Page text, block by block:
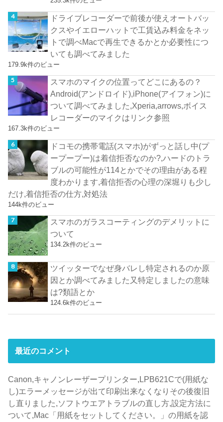
ドライブレコーダーで前後が使えオートバッ
クスやイエローハットで工賃込み料金をネッ
トで調べMacで再生できるかとか必要性につ
いても調べてみました
179.9k件のビュー
スマホのマイクの位置ってどこにあるの？
Android(アンドロイド),iPhone(アイフォン)に
ついて調べてみました,Xperia,arrows,ボイス
レコーダーのマイクはリンク参照
167.3k件のビュー
ドコモの携帯電話(スマホ)がずっと話し中(プ
ープープー)は着信拒否なのか?,ハードのトラ
ブルの可能性が114とかでその理由がある程
度わかります,着信拒否の心理の深堀りも少し
だけ,着信拒否の仕方,対処法
144k件のビュー
スマホのガラスコーティングのデメリットに
ついて
134.2k件のビュー
ツイッターでなぜ身バレし特定されるのか原
因とか調べてみました又特定しましたの意味
は?類語とか
124.6k件のビュー
最近のコメント
Canon,キャノンレーザープリンター,LPB621Cで(用紙な
し)エラーメッセージが出て印刷出来なくなりその後復旧
し直りました,ソフトウエアトラブルの直し方,設定方法に
ついて,Mac「用紙をセットしてください。」の用紙を認